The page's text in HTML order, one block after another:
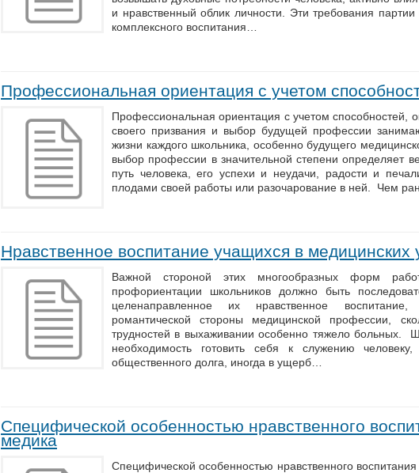
и нравственный облик личности. Эти требования
комплексного воспитания…
Профессиональная ориентация с учетом
Профессиональная ориентация с учетом способностей,
своего призвания и выбор будущей профессии
жизни каждого школьника, особенно будущего
выбор профессии в значительной степени определяет
путь человека, его успехи и неудачи, радости и
плодами своей работы или разочарование в ней. Чем
Нравственное воспитание учащихся в медицинских
Важной стороной этих многообразных форм
профориентации школьников должно быть
целенаправленное их нравственное
романтической стороны медицинской профессии,
трудностей в выхаживании особенно тяжело больных.
необходимость готовить себя к служению
общественного долга, иногда в ущерб…
Специфической особенностью нравственного
медика
Специфической особенностью нравственного